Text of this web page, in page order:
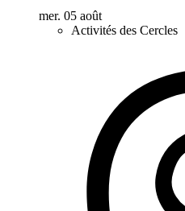
mer. 05 août
Activités des Cercles